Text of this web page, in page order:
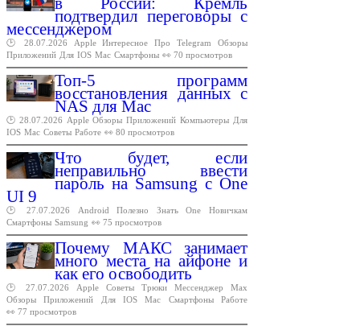
подтвердил переговоры с
мессенджером
🕑 28.07.2026 Apple Интересное Про Telegram
Обзоры
Приложений Для IOS Mac Смартфоны 👀 70 просмотров
Топ-5 программ
восстановления данных с
NAS для Mac
🕑 28.07.2026 Apple Обзоры Приложений Компьютеры Для
IOS Mac Советы Работе 👀 80 просмотров
Что будет, если
неправильно ввести
пароль на Samsung с One
UI 9
🕑 27.07.2026 Android Полезно Знать One
Новичкам
Смартфоны Samsung 👀 75 просмотров
Почему МАКС занимает
много места на айфоне и
как его освободить
🕑 27.07.2026 Apple Советы Трюки Мессенджер
Max
Обзоры
Приложений Для IOS Mac Смартфоны
Работе
👀 77 просмотров